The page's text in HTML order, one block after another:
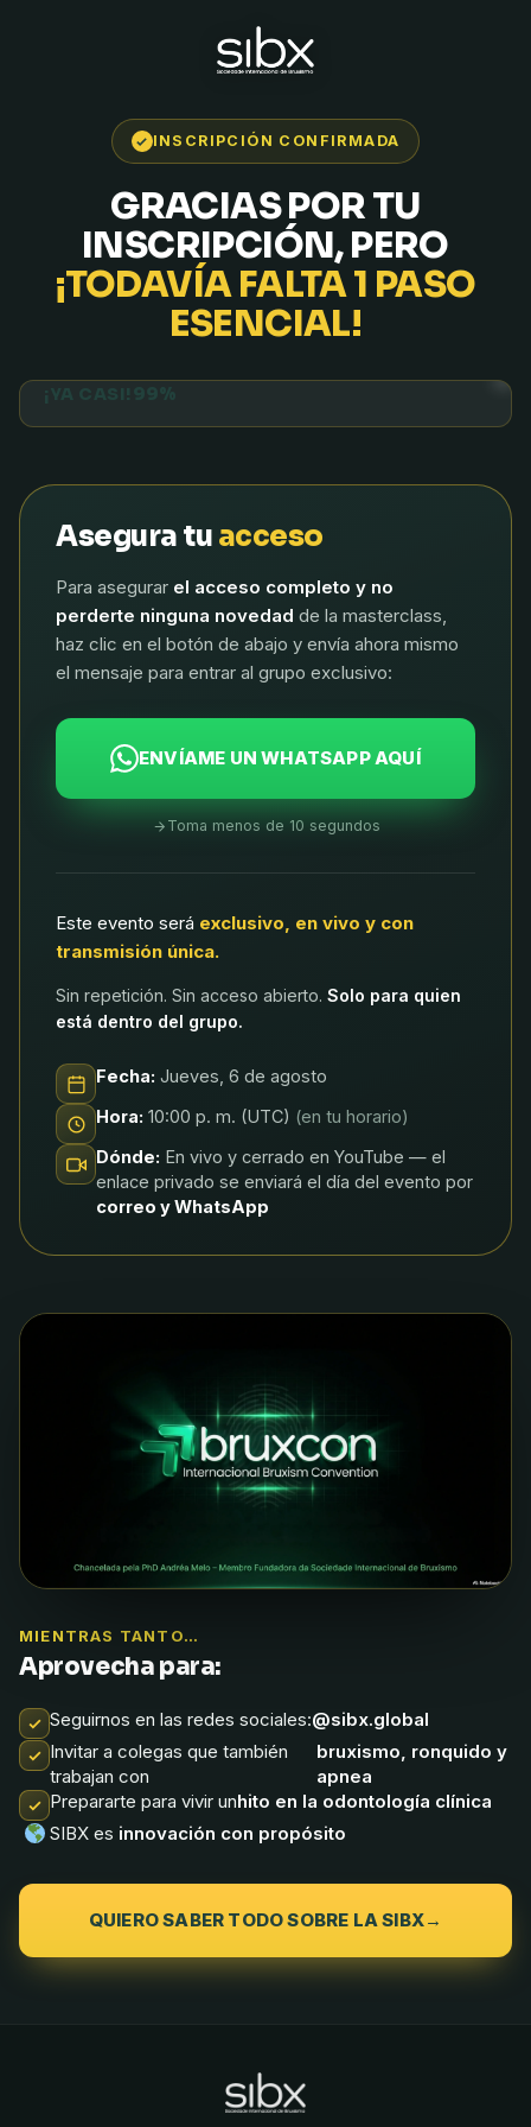
INSCRIPCIÓN CONFIRMADA
GRACIAS POR TU
INSCRIPCIÓN, PERO
¡TODAVÍA FALTA 1 PASO
ESENCIAL!
¡YA CASI! 99%
Asegura tu acceso
Para asegurar el acceso completo y no
perderte ninguna novedad de la masterclass,
haz clic en el botón de abajo y envía ahora mismo
el mensaje para entrar al grupo exclusivo:
ENVÍAME UN WHATSAPP AQUÍ
Toma menos de 10 segundos
Este evento será exclusivo, en vivo y con
transmisión única.
Sin repetición. Sin acceso abierto. Solo para quien
está dentro del grupo.
Fecha: Jueves, 6 de agosto
Hora: 10:00 p. m. (UTC) (en tu horario)
Dónde: En vivo y cerrado en YouTube — el
enlace privado se enviará el día del evento por
correo y WhatsApp
MIENTRAS TANTO…
Aprovecha para:
Seguirnos en las redes sociales:@sibx.global
Invitar a colegas que también
trabajan con
bruxismo, ronquido y
apnea
Prepararte para vivir unhito en la odontología clínica
SIBX es innovación con propósito
QUIERO SABER TODO SOBRE LA SIBX→